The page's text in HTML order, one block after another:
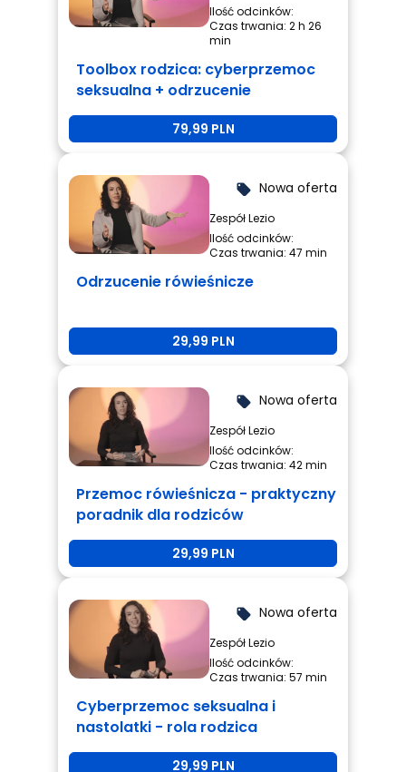
Ilość odcinków:
Czas trwania: 2 h 26
min
Toolbox rodzica: cyberprzemoc
seksualna + odrzucenie
rówieśnicze + przemoc
79,99 PLN
local_offer Nowa oferta
Zespół Lezio
Ilość odcinków:
Czas trwania: 47 min
Odrzucenie rówieśnicze
29,99 PLN
local_offer Nowa oferta
Zespół Lezio
Ilość odcinków:
Czas trwania: 42 min
Przemoc rówieśnicza - praktyczny
poradnik dla rodziców
29,99 PLN
local_offer Nowa oferta
Zespół Lezio
Ilość odcinków:
Czas trwania: 57 min
Cyberprzemoc seksualna i
nastolatki - rola rodzica
29,99 PLN